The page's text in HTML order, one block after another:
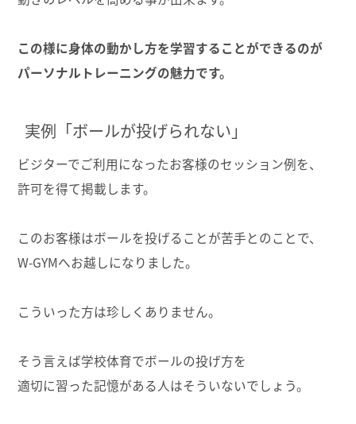
この様に身体の動かし方を学習することができるのが
パーソナルトレーニングの魅力です。
実例「ボールが投げられない」
ビジターでご利用になったお客様のセッション例を、
許可を得て掲載します。
このお客様はボールを投げることが苦手とのことで、
W-GYMへお越しになりました。
こういった方は珍しくありません。
そう言えば学校体育でボールの投げ方を
適切に習った記憶がある人はそういないでしょう。